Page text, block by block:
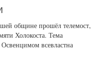
общине прошёл телемост,
Холокоста. Тема
всевластна